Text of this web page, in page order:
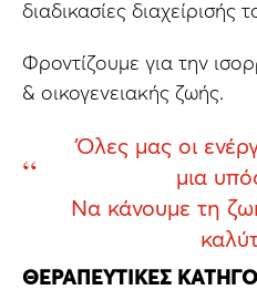
διαδικασίες διαχείρισής
Φροντίζουμε για την
& οικογενειακής ζωής.
Όλες μας οι
μια
Να κάνουμε τη
ΘΕΡΑΠΕΥΤΙΚΈΣ